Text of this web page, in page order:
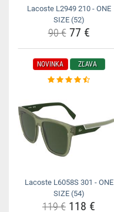
Lacoste L2949 210 - ONE
SIZE (52)
90 €77 €
NOVINKA ZĽAVA
Lacoste L6058S 301 - ONE
SIZE (54)
119 € 118 €